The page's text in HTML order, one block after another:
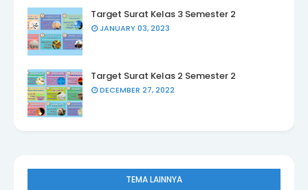
Target Surat Kelas 3 Semester 2
JANUARY 03, 2023
Target Surat Kelas 2 Semester 2
DECEMBER 27, 2022
TEMA LAINNYA